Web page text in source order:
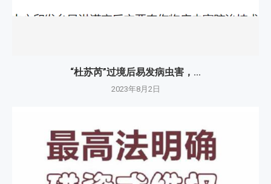
“杜苏芮”过境后易发病虫害，...
2023年8月2日